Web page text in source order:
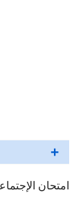
امتحان